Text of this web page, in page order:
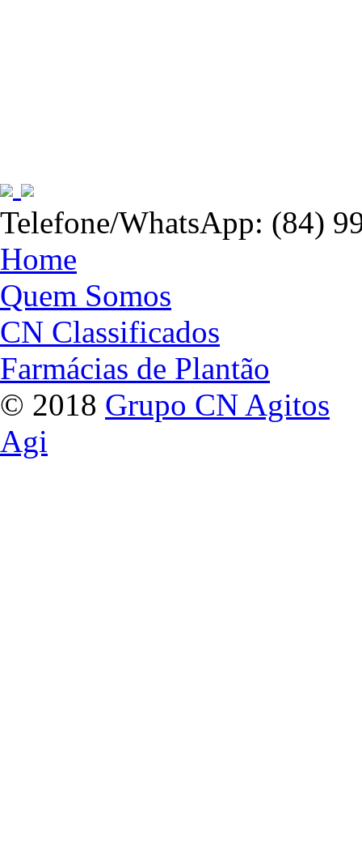
Telefone/WhatsApp: (84)
Home
Quem Somos
CN Classificados
Farmácias de Plantão
© 2018 Grupo CN Agitos
Agi